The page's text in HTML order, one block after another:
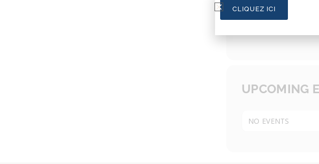
UPCOMING
NO EVENTS
CLIQUEZ ICI